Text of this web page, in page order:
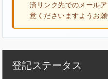
済リンク先でのメール
意くださいますようお願
登記ステータス